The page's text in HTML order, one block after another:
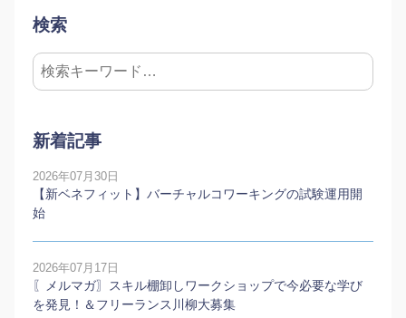
検索
新着記事
2026年07月30日
【新ベネフィット】バーチャルコワーキングの試験運用開
始
2026年07月17日
〖メルマガ〗スキル棚卸しワークショップで今必要な学び
を発見！＆フリーランス川柳大募集